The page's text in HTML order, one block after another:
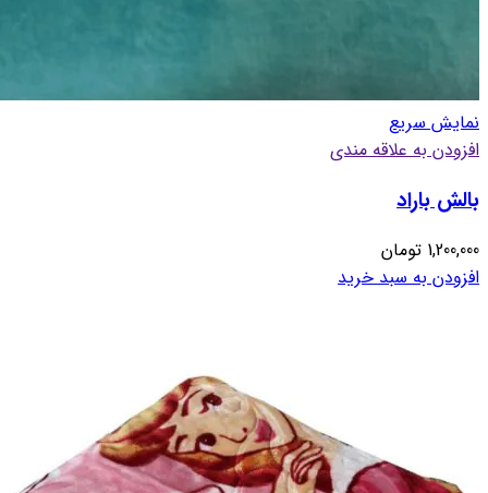
نمایش سریع
افزودن به علاقه مندی
بالش باراد
1,200,000 تومان
افزودن به سبد خرید